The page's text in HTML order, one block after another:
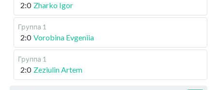
2:0 Zharko Igor
Группа 1
2:0 Vorobina Evgeniia
Группа 1
2:0 Zeziulin Artem